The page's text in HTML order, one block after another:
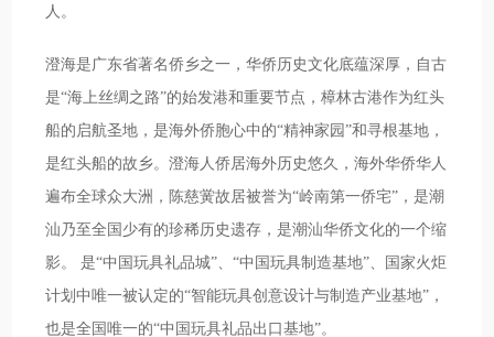
人。
澄海是广东省著名侨乡之一，华侨历史文化底蕴深厚，自古
是“海上丝绸之路”的始发港和重要节点，樟林古港作为红头
船的启航圣地，是海外侨胞心中的“精神家园”和寻根基地，
是红头船的故乡。澄海人侨居海外历史悠久，海外华侨华人
遍布全球众大洲，陈慈黉故居被誉为“岭南第一侨宅”，是潮
汕乃至全国少有的珍稀历史遗存，是潮汕华侨文化的一个缩
影。 是“中国玩具礼品城”、“中国玩具制造基地”、国家火炬
计划中唯一被认定的“智能玩具创意设计与制造产业基地”，
也是全国唯一的“中国玩具礼品出口基地”。